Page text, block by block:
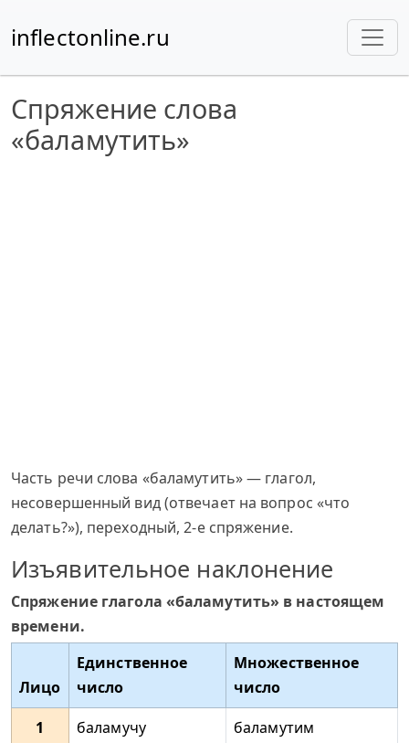
inflectonline.ru
Спряжение слова
«баламутить»
Часть речи слова «баламутить» — глагол,
несовершенный вид (отвечает на вопрос «что
делать?»), переходный, 2-е спряжение.
Изъявительное наклонение
Спряжение глагола «баламутить» в настоящем
времени.
Лицо
Единственное
число
Множественное
число
1
баламучу баламутим